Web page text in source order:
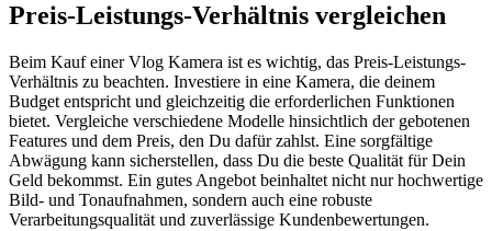
Preis-Leistungs-Verhältnis vergleichen
Beim Kauf einer Vlog Kamera ist es wichtig, das Preis-Leistungs-
Verhältnis zu beachten. Investiere in eine Kamera, die deinem
Budget entspricht und gleichzeitig die erforderlichen Funktionen
bietet. Vergleiche verschiedene Modelle hinsichtlich der gebotenen
Features und dem Preis, den Du dafür zahlst. Eine sorgfältige
Abwägung kann sicherstellen, dass Du die beste Qualität für Dein
Geld bekommst. Ein gutes Angebot beinhaltet nicht nur hochwertige
Bild- und Tonaufnahmen, sondern auch eine robuste
Verarbeitungsqualität und zuverlässige Kundenbewertungen.